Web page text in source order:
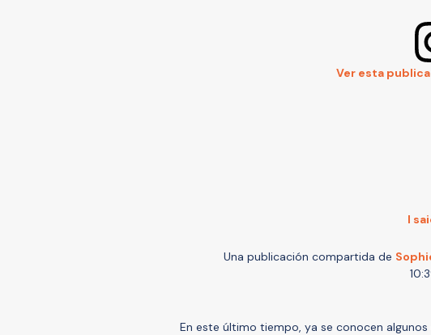
Ver esta
I
Una publicación compartida de
En este último tiempo, ya se conocen